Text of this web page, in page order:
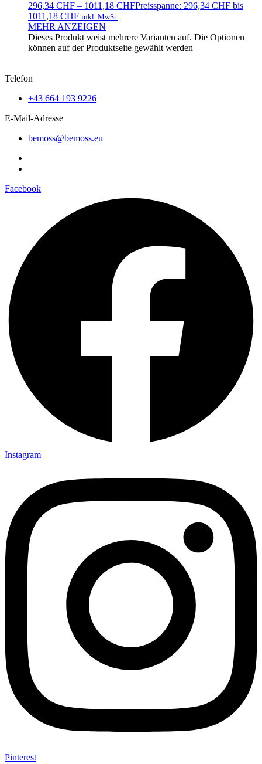
296,34 CHF – 1011,18 CHFPreisspanne: 296,34 CHF bis
1011,18 CHF inkl. MwSt.
MEHR ANZEIGEN
Dieses Produkt weist mehrere Varianten auf. Die Optionen
können auf der Produktseite gewählt werden
Telefon
+43 664 193 9226
E-Mail-Adresse
bemoss@bemoss.eu
Facebook
Instagram
Pinterest